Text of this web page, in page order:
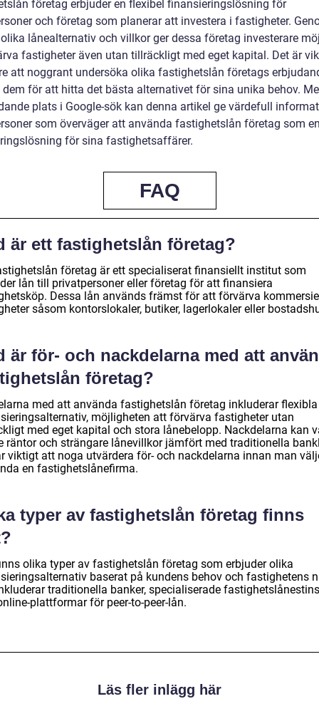
företag erbjuder en flexibel finansieringslösning för
och företag som planerar att investera i fastigheter.
lånealternativ och villkor ger dessa företag investerare
fastigheter även utan tillräckligt med eget kapital. Det är
att noggrant undersöka olika fastighetslån företags
för att hitta det bästa alternativet för sina unika behov.
plats i Google-sök kan denna artikel ge värdefull
som överväger att använda fastighetslån företag som
för sina fastighetsaffärer.
FAQ
är ett fastighetslån företag?
företag är ett specialiserat finansiellt institut som
lån till privatpersoner eller företag för att finansiera
Dessa lån används främst för att förvärva
såsom kontorslokaler, butiker, lagerlokaler eller
är för- och nackdelarna med att
företag?
med att använda fastighetslån företag inkluderar flexibla
möjligheten att förvärva fastigheter utan
med eget kapital och stora lånebelopp. Nackdelarna kan
räntor och strängare lånevillkor jämfört med traditionella
viktigt att noga utvärdera för- och nackdelarna innan man
en fastighetslånefirma.
typer av fastighetslån företag finns
olika typer av fastighetslån företag som erbjuder olika
baserat på kundens behov och fastighetens
traditionella banker, specialiserade
plattformar för peer-to-peer-lån.
Läs fler inlägg här